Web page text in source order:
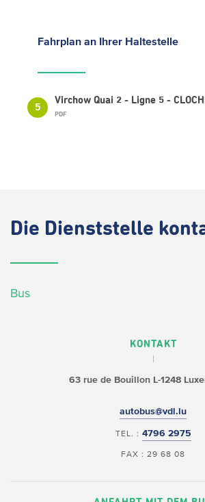
Fahrplan an Ihrer Haltestelle
5
Virchow Quai 2 - Ligne 5 -
PDF
Die Dienststelle
Bus
KONTAKT
63 rue de BouillonL-1248
autobus@vdl.lu
TEL. : 4796 2975
FAX : 29 68 08